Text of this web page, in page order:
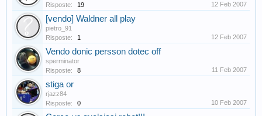
Risposte:
19 12 Feb 2007
[vendo] Waldner all play
pietro_91
Risposte:
1 12 Feb 2007
Vendo donic persson dotec off
sperminator
Risposte:
8 11 Feb 2007
stiga or
rjazz84
Risposte:
0 10 Feb 2007